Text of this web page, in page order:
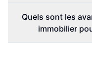
Quels sont les
immobilier